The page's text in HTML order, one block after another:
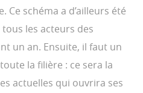
schéma a d’ailleurs été
les acteurs des
un an. Ensuite, il faut un
la filière : ce sera la
actuelles qui ouvrira ses